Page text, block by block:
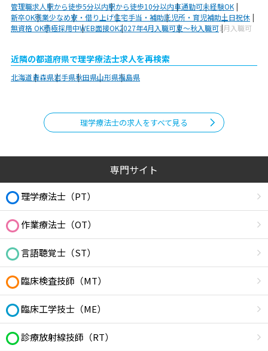
管理職求人駅から徒歩5分以内駅から徒歩10分以内車通勤可未経験OK
新卒OK残業少なめ寮・借り上げ住宅手当・補助託児所・育児補助土日祝休
無資格 OK積極採用中WEB面接OK2027年4月入職可夏～秋入職可1月入職可
近隣の都道府県で理学療法士求人を再検索
北海道青森県岩手県秋田県山形県福島県
理学療法士の求人をすべて見る
専門サイト
理学療法士（PT）
作業療法士（OT）
言語聴覚士（ST）
臨床検査技師（MT）
臨床工学技士（ME）
診療放射線技師（RT）